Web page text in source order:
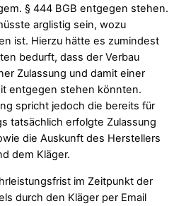
§ 444 BGB entgegen stehen.
arglistig sein, wozu
ist. Hierzu hätte es zumindest
bedurft, dass der Verbau
Zulassung und damit einer
entgegen stehen könnten.
spricht jedoch die bereits für
tatsächlich erfolgte Zulassung
die Auskunft des Herstellers
dem Kläger.
im Zeitpunkt der
durch den Kläger per Email